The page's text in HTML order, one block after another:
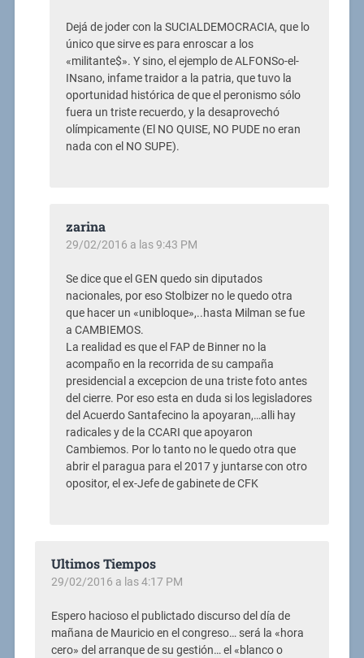
Dejá de joder con la SUCIALDEMOCRACIA, que lo
único que sirve es para enroscar a los
«militante$». Y sino, el ejemplo de ALFONSo-el-
INsano, infame traidor a la patria, que tuvo la
oportunidad histórica de que el peronismo sólo
fuera un triste recuerdo, y la desaprovechó
olímpicamente (El NO QUISE, NO PUDE no eran
nada con el NO SUPE).
zarina
29/02/2016 a las 9:43 PM
Se dice que el GEN quedo sin diputados
nacionales, por eso Stolbizer no le quedo otra
que hacer un «unibloque»,..hasta Milman se fue
a CAMBIEMOS.
La realidad es que el FAP de Binner no la
acompaño en la recorrida de su campaña
presidencial a excepcion de una triste foto antes
del cierre. Por eso esta en duda si los legisladores
del Acuerdo Santafecino la apoyaran,…alli hay
radicales y de la CCARI que apoyaron
Cambiemos. Por lo tanto no le quedo otra que
abrir el paragua para el 2017 y juntarse con otro
opositor, el ex-Jefe de gabinete de CFK
Ultimos Tiempos
29/02/2016 a las 4:17 PM
Espero hacioso el publictado discurso del día de
mañana de Mauricio en el congreso… será la «hora
cero» del arranque de su gestión… el «blanco o